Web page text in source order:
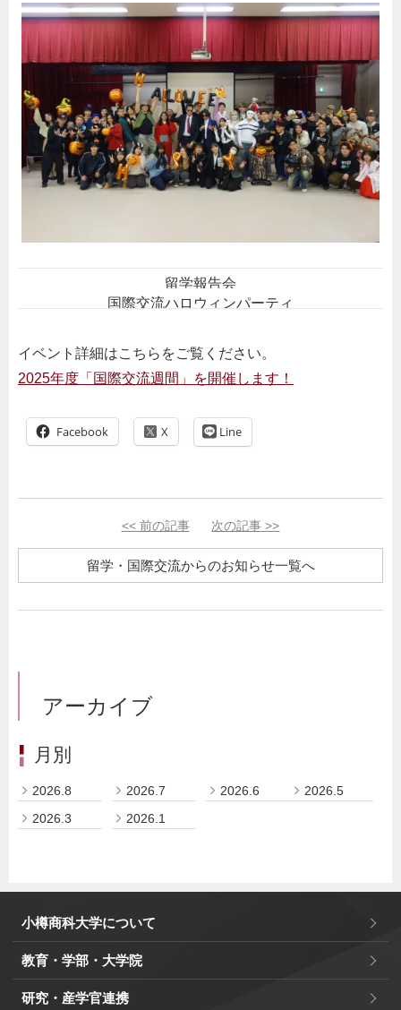
留学報告会
国際交流ハロウィンパーティ
イベント詳細はこちらをご覧ください。
2025年度「国際交流週間」を開催します！
Facebook Line
<< 前の記事 次の記事 >>
留学・国際交流からのお知らせ一覧へ
アーカイブ
月別
2026.8 2026.7 2026.6
2026.5
2026.3
2026.1
小樽商科大学について
教育・学部・大学院
研究・産学官連携